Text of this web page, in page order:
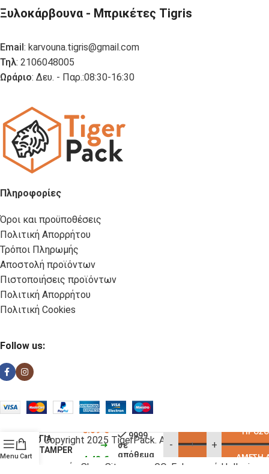
Ξυλοκάρβουνα - Μπρικέτες Tigris
Email : karvouna.tigris@gmail.com
Τηλ: 2106048005
Ωράριο: Δευ. - Παρ.:08:30-16:30
Πληροφορίες
Όροι και προϋποθέσεις
Πολιτική Απορρήτου
Τρόποι Πληρωμής
Αποστολή προϊόντων
Πιστοποιήσεις προϊόντων
Πολιτική Απορρήτου
Πολιτική Cookies
Follow us:
© Copyright 2025 TigerPack. All rights reserved
Κατασκευή eShop Site as you GO: Falcon από Hellenic
Menu Cart
ΒΑΣΗ
ΓΙΑ
TAMPER
10X4,5cm
5.09€
4.43 €
9999
σε
απόθεμα
- +
ΆΜΕΣΗ